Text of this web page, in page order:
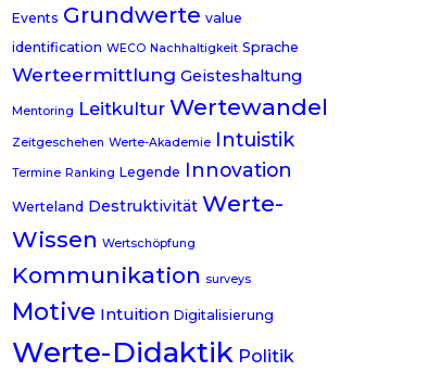
Events Grundwerte value
identification WECO Nachhaltigkeit Sprache
Werteermittlung Geisteshaltung
Mentoring Leitkultur Wertewandel
Zeitgeschehen Werte-Akademie Intuistik
Termine Ranking Legende Innovation
Werteland Destruktivität Werte-
Wissen Wertschöpfung
Kommunikation surveys
Motive Intuition Digitalisierung
Werte-Didaktik Politik